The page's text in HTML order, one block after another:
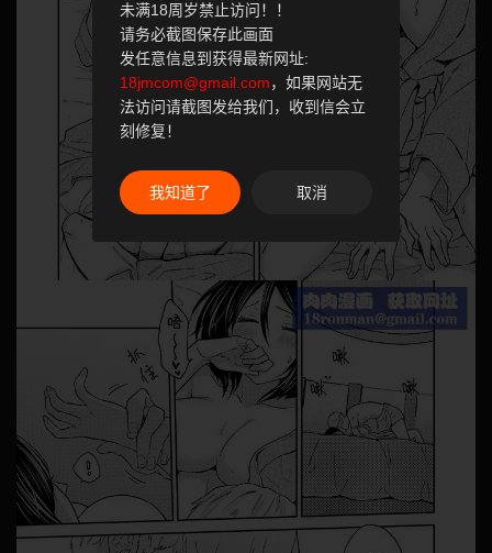
未满18周岁禁止访问！！
请务必截图保存此画面
发任意信息到获得最新网址:
18jmcom@gmail.com，如果网站无
法访问请截图发给我们，收到信会立
刻修复！
我知道了 取消